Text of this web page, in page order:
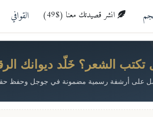
انشر قصيدتك معنا ($49) القوافي
تكتب الشعر؟ خَلّد ديوانك
على أرشفة رسمية مضمونة في جوجل وحفظ